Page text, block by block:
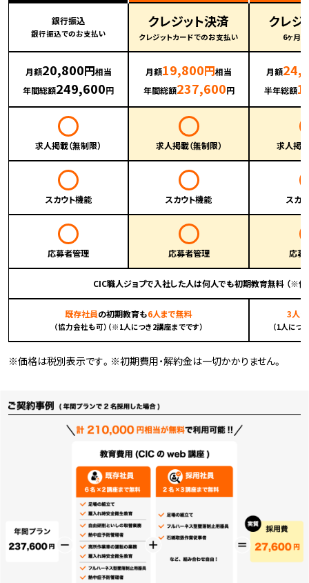
銀行振込
銀行振込でのお支払い
クレジット決済
クレジットカードでのお支払い
クレジ
6ヶ月
月額20,800円相当
年間総額249,600円
月額19,800円相当
年間総額237,600円
月額
半年総額
求人掲載（無制限） 求人掲載（無制限） 求人掲載
スカウト機能 スカウト機能 スカ
応募者管理 応募者管理 応募
CIC職人ジョブで入社した人は何人でも初期教育無料 （※但
既存社員の初期教育も6人まで無料
（協力会社も可）（※1人につき2講座までです）
3人
（1人につ
※価格は税別表示です。※初期費用・解約金は一切かかりません。